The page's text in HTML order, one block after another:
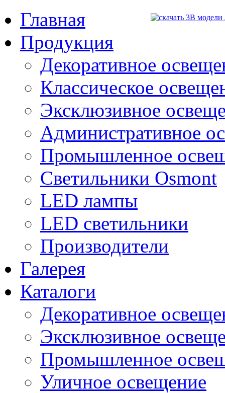
Главная
Продукция
Декоративное
Классическое
Эксклюзивное
Административное
Промышленное
Светильники Osmont
LED лампы
LED светильники
Производители
Галерея
Каталоги
Декоративное
Эксклюзивное
Промышленное
Уличное освещение